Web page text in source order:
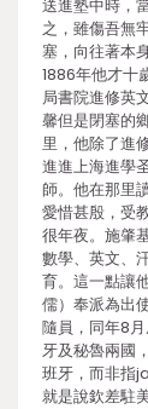
送進塾中時，
之，雖傷吾無
塞，向往著本
1886年他才十
局書院進修英
馨但是閉塞的
里，他除了進
進進上海進學
師。他在那里
愛惜甚殷，受
很年夜。施肇
數學、英文、
育。這一點讓
儒）奉派為出
隨員，同年8
牙及秘魯兩國
班牙，而非指
就是說欽差駐